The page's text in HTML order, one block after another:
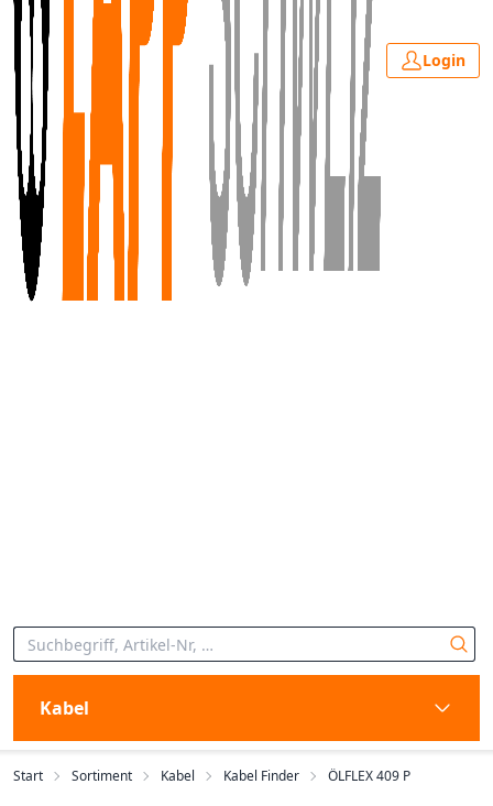
Login
Kabel
Start Sortiment Kabel Kabel Finder ÖLFLEX 409 P